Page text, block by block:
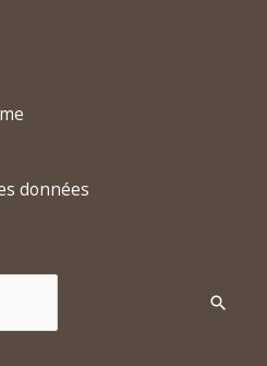
données